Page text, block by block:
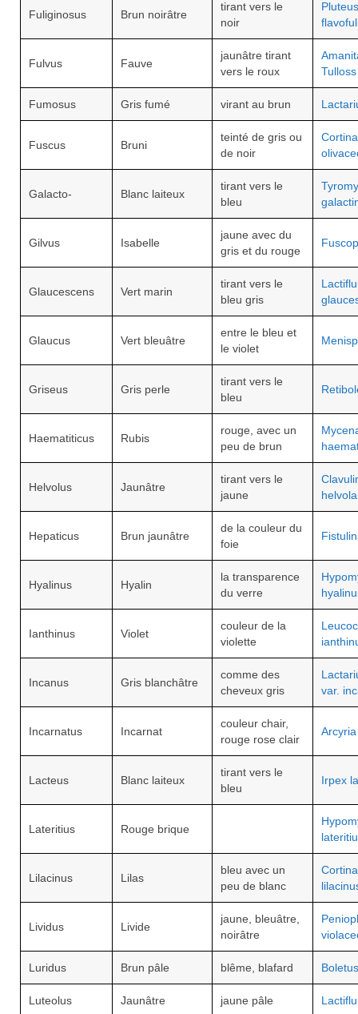
Fuliginosus Brun noirâtre
tirant vers le
noir
Pluteus
Fulvus Fauve
jaunâtre tirant
vers le roux
Fumosus Gris fumé virant au brun
Fuscus Bruni
teinté de gris ou
de noir
Galacto- Blanc laiteux
tirant vers le
bleu
Gilvus Isabelle
jaune avec du
gris et du rouge
Glaucescens Vert marin
tirant vers le
bleu gris
Glaucus Vert bleuâtre
entre le bleu et
le violet
Griseus Gris perle
tirant vers le
bleu
Haematiticus Rubis
rouge, avec un
peu de brun
Helvolus Jaunâtre
tirant vers le
jaune
helvola
Hepaticus Brun jaunâtre
de la couleur du
foie
Hyalinus Hyalin
la transparence
du verre
Ianthinus Violet
couleur de la
violette
Incanus Gris blanchâtre
comme des
cheveux gris
var.
Incarnatus Incarnat
couleur chair,
rouge rose clair
Lacteus Blanc laiteux
tirant vers le
bleu
Irpex
Lateritius Rouge brique
Lilacinus Lilas
bleu avec un
peu de blanc
Lividus Livide
jaune, bleuâtre,
noirâtre
Luridus Brun pâle blême, blafard
Luteolus Jaunâtre jaune pâle